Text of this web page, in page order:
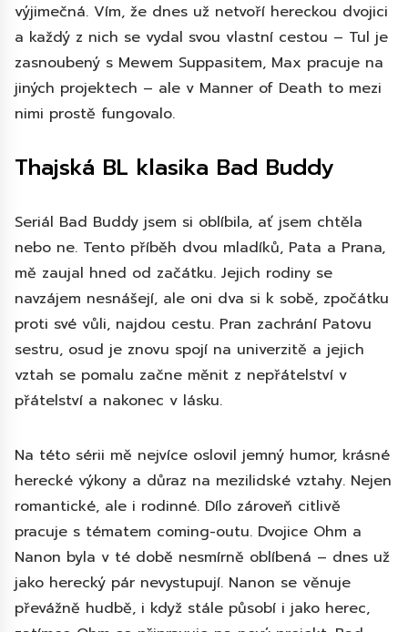
výjimečná. Vím, že dnes už netvoří hereckou dvojici
a každý z nich se vydal svou vlastní cestou – Tul je
zasnoubený s Mewem Suppasitem, Max pracuje na
jiných projektech – ale v Manner of Death to mezi
nimi prostě fungovalo.
Thajská BL klasika Bad Buddy
Seriál Bad Buddy jsem si oblíbila, ať jsem chtěla
nebo ne. Tento příběh dvou mladíků, Pata a Prana,
mě zaujal hned od začátku. Jejich rodiny se
navzájem nesnášejí, ale oni dva si k sobě, zpočátku
proti své vůli, najdou cestu. Pran zachrání Patovu
sestru, osud je znovu spojí na univerzitě a jejich
vztah se pomalu začne měnit z nepřátelství v
přátelství a nakonec v lásku.
Na této sérii mě nejvíce oslovil jemný humor, krásné
herecké výkony a důraz na mezilidské vztahy. Nejen
romantické, ale i rodinné. Dílo zároveň citlivě
pracuje s tématem coming-outu. Dvojice Ohm a
Nanon byla v té době nesmírně oblíbená – dnes už
jako herecký pár nevystupují. Nanon se věnuje
převážně hudbě, i když stále působí i jako herec,